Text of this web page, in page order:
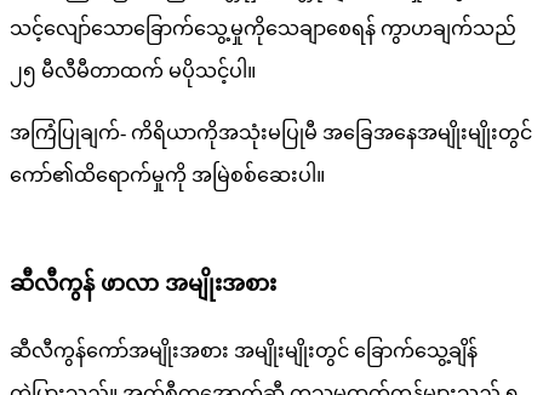
သင့်လျော်သောခြောက်သွေ့မှုကိုသေချာစေရန် ကွာဟချက်သည်
၂၅ မီလီမီတာထက် မပိုသင့်ပါ။
အကြံပြုချက်- ကိရိယာကိုအသုံးမပြုမီ အခြေအနေအမျိုးမျိုးတွင်
ကော်၏ထိရောက်မှုကို အမြဲစစ်ဆေးပါ။
ဆီလီကွန် ဖာလာ အမျိုးအစား
ဆီလီကွန်ကော်အမျိုးအစား အမျိုးမျိုးတွင် ခြောက်သွေ့ချိန်